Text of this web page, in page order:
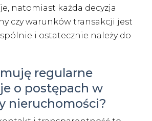
natomiast każda decyzja
czy warunków transakcji jest
i ostatecznie należy do
regularne
o postępach w
nieruchomości?